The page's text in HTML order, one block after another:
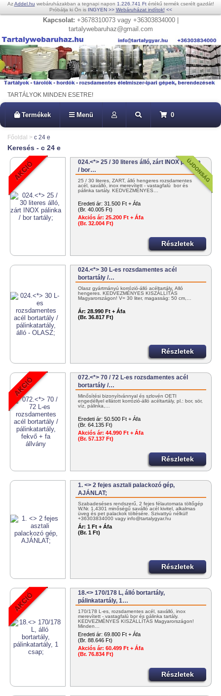
AzAddel.hu webáruházakban a tegnapi napon 1.226.741 Ftértékű termék cserélt gazdát!
Próbálja ki Ön is INGYEN >> Webáruházat indítok! <<
Kapcsolat: +3678310073 vagy +36303834000 |
tartalywebaruhaz@gmail.com
TARTÁLYOK MINDEN ESETRE!
Termékek Menü 0
Főoldal > c 24 e
Keresés - c 24 e
024.<*> 25 / 30 literes álló, zárt INOX pálinka
/ bor…
25 / 30 literes, ZÁRT, álló hengeres rozsdamentes
acél, saválló, inox merevített - vastagfalú bor és
pálinka tartály. KEDVEZMÉNYES…
Eredeti ár: 31.500 Ft + Áfa
(Br. 40.005 Ft)
Akciós ár: 25.200 Ft + Áfa
(Br. 32.004 Ft)
Részletek
024.<*> 30 L-es rozsdamentes acél
bortartály /…
Olasz gyártmányú korrózió-álló acéltartály. Álló
hengeres. KEDVEZMÉNYES KISZÁLLÍTÁS
Magyarországon! V= 30 liter, magasság: 50 cm,…
Ár: 28.990 Ft + Áfa
(Br. 36.817 Ft)
Részletek
072.<*> 70 / 72 L-es rozsdamentes acél
bortartály /…
Minősítési bizonyítvánnyal és szlovén OÉTI
engedéllyel ellátott korrózió-álló acéltartály, pl.: bor, sör,
víz, pálinka,…
Eredeti ár: 50.500 Ft + Áfa
(Br. 64.135 Ft)
Akciós ár: 44.990 Ft + Áfa
(Br. 57.137 Ft)
Részletek
1. <> 2 fejes asztali palackozó gép,
AJÁNLAT;
Szabadeséses rendszerű, 2 fejes félautomata töltőgép
W.Nr. 1,4301 minőségű saválló acél kivitel, alkalmas
üveg és pet palackok töltésére. Szivattyú nélkül!
+36303834000 vagy info@tartalygyar.hu
Ár: 1 Ft + Áfa
(Br. 1 Ft)
Részletek
18.<> 170/178 L, álló bortartály,
pálinkatartály, 1…
170/178 L-es, rozsdamentes acél, saválló, inox
merevített - vastagfalú bor és pálinka tartály.
KEDVEZMÉNYES KISZÁLLÍTÁS Magyarországon!
Minden…
Eredeti ár: 69.800 Ft + Áfa
(Br. 88.646 Ft)
Akciós ár: 60.499 Ft + Áfa
(Br. 76.834 Ft)
Részletek